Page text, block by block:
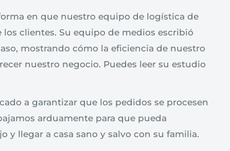
en que nuestro equipo de logística de
clientes. Su equipo de medios escribió
mostrando cómo la eficiencia de nuestro
nuestro negocio. Puedes leer su estudio
a garantizar que los pedidos se procesen
arduamente para que pueda
y llegar a casa sano y salvo con su familia.